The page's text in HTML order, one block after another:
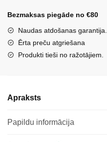
Froddo
auduma
G1700440-
5
Bezmaksas piegāde no €80
Naudas atdošanas garantija.
Ērta preču atgriešana
Produkti tieši no ražotājiem.
Apraksts
Papildu informācija